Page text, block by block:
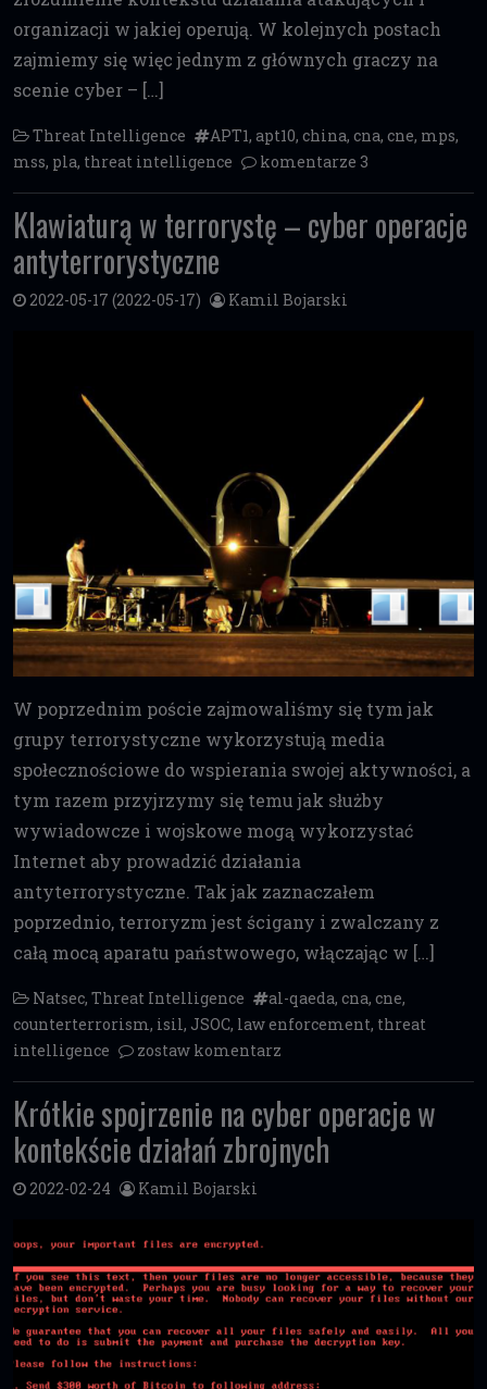
organizacji w jakiej operują. W kolejnych postach
zajmiemy się więc jednym z głównych graczy na
scenie cyber – […]
Threat Intelligence APT1, apt10, china, cna, cne, mps,
mss, pla, threat intelligence komentarze 3
Klawiaturą w terrorystę – cyber operacje
antyterrorystyczne
2022-05-17 (2022-05-17) Kamil Bojarski
W poprzednim poście zajmowaliśmy się tym jak
grupy terrorystyczne wykorzystują media
społecznościowe do wspierania swojej aktywności, a
tym razem przyjrzymy się temu jak służby
wywiadowcze i wojskowe mogą wykorzystać
Internet aby prowadzić działania
antyterrorystyczne. Tak jak zaznaczałem
poprzednio, terroryzm jest ścigany i zwalczany z
całą mocą aparatu państwowego, włączając w […]
Natsec, Threat Intelligence al-qaeda, cna, cne,
counterterrorism, isil, JSOC, law enforcement, threat
intelligence
zostaw komentarz
Krótkie spojrzenie na cyber operacje w
kontekście działań zbrojnych
2022-02-24 Kamil Bojarski